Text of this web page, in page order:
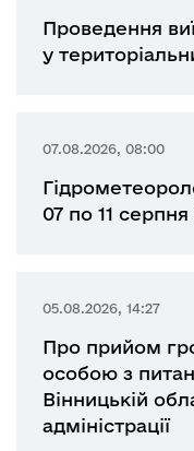
Проведення
у
07.08.2026, 08:00
07 по 11
05.08.2026, 14:27
Про прийом
особою з
Вінницькій
адміністрації